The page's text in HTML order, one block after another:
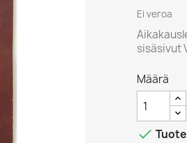
Ei veroa
sisäsivut
Määrä
